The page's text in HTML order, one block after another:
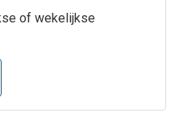
of wekelijkse